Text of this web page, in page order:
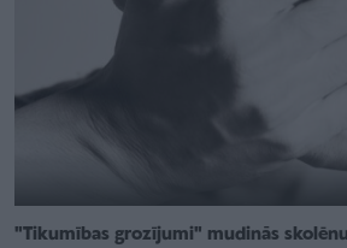
"Tikumības grozījumi" mudinās